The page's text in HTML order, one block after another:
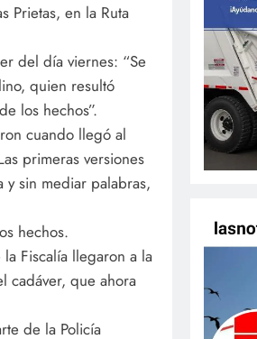
Prietas, en la Ruta
del día viernes: “Se
quien resultó
los hechos”.
cuando llegó al
primeras versiones
y sin mediar palabras,
hechos.
Fiscalía llegaron a la
cadáver, que ahora
de la Policía